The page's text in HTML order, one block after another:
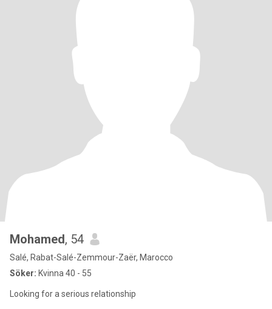
Mohamed, 54
Salé, Rabat-Salé-Zemmour-Zaër, Marocco
Söker: Kvinna 40 - 55
Looking for a serious relationship